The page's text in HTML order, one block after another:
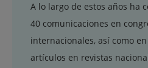
A lo largo de estos años ha
40 comunicaciones en
internacionales, así como
artículos en revistas